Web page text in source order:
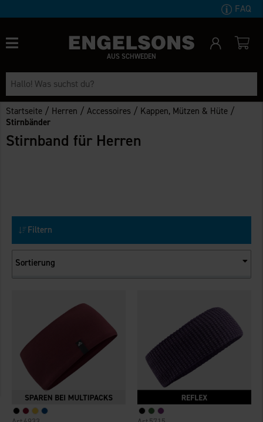
FAQ
AUS SCHWEDEN
Startseite / Herren /Accessoires / Kappen, Mützen & Hüte /
Stirnbänder
Stirnband für Herren
Filtern
Sortierung